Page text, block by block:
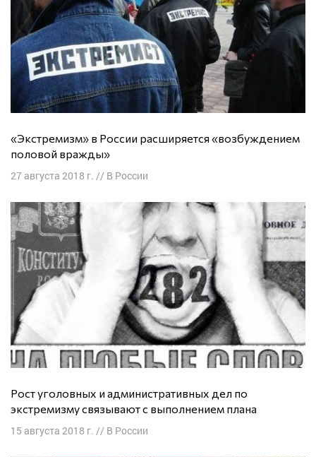
«Экстремизм» в России расширяется «возбуждением
половой вражды»
27 августа 2018 г. // В России
Рост уголовных и административных дел по
экстремизму связывают с выполнением плана
15 августа 2018 г. // В России